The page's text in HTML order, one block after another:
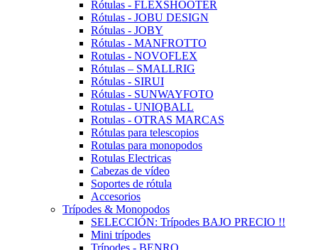
Rótulas - FLEXSHOOTER
Rótulas - JOBU DESIGN
Rótulas - JOBY
Rótulas - MANFROTTO
Rotulas - NOVOFLEX
Rótulas – SMALLRIG
Rótulas - SIRUI
Rótulas - SUNWAYFOTO
Rotulas - UNIQBALL
Rotulas - OTRAS MARCAS
Rótulas para telescopios
Rotulas para monopodos
Rotulas Electricas
Cabezas de vídeo
Soportes de rótula
Accesorios
Trípodes & Monopodos
SELECCIÓN: Trípodes BAJO PRECIO !!
Mini trípodes
Trípodes - BENRO